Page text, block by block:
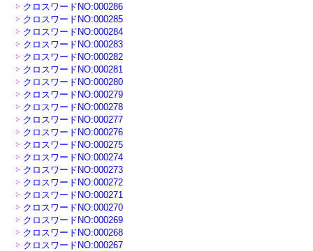
クロスワードNO:000286
クロスワードNO:000285
クロスワードNO:000284
クロスワードNO:000283
クロスワードNO:000282
クロスワードNO:000281
クロスワードNO:000280
クロスワードNO:000279
クロスワードNO:000278
クロスワードNO:000277
クロスワードNO:000276
クロスワードNO:000275
クロスワードNO:000274
クロスワードNO:000273
クロスワードNO:000272
クロスワードNO:000271
クロスワードNO:000270
クロスワードNO:000269
クロスワードNO:000268
クロスワードNO:000267